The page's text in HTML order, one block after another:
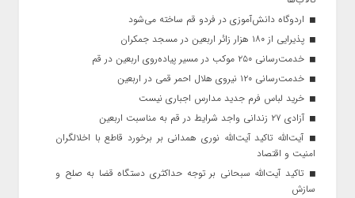
اردوگاه دانش‌آموزی در فردو قم ساخته می‌شود
پذیرایی از ۱۸۰ هزار زائر اربعین در مسجد جمکران
خدمت‌رسانی ۲۵۰ موکب در مسیر پیاده‌روی اربعین در قم
خدمت‌رسانی ۱۲۰ نیروی هلال احمر قمی در اربعین
خرید لباس فرم جدید مدارس اجباری نیست
آزادی ۲۷ زندانی واجد شرایط در قم به مناسبت اربعین
آیت‌الله تاکید آیت‌الله نوری همدانی بر برخورد قاطع با اخلالگران
امنیت و اقتصاد
تاکید آیت‌الله‌ سبحانی بر توجه حداکثری دستگاه قضا به صلح و
سازش